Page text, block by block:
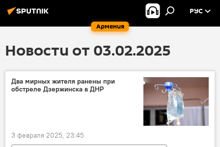
Армения
РУС
Новости от 03.02.2025
Два мирных жителя ранены при
обстреле Дзержинска в ДНР
3 февраля 2025, 23:45